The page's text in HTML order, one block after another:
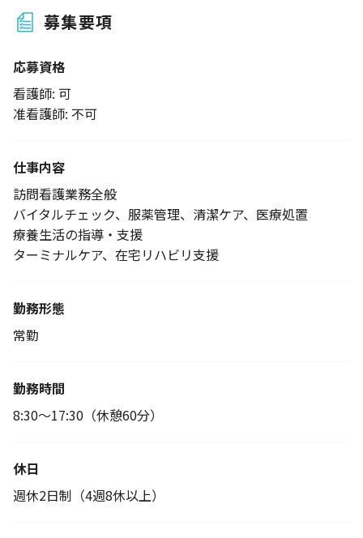
募集要項
応募資格
看護師: 可
准看護師: 不可
仕事内容
訪問看護業務全般
バイタルチェック、服薬管理、清潔ケア、医療処置
療養生活の指導・支援
ターミナルケア、在宅リハビリ支援
勤務形態
常勤
勤務時間
8:30～17:30（休憩60分）
休日
週休2日制（4週8休以上）